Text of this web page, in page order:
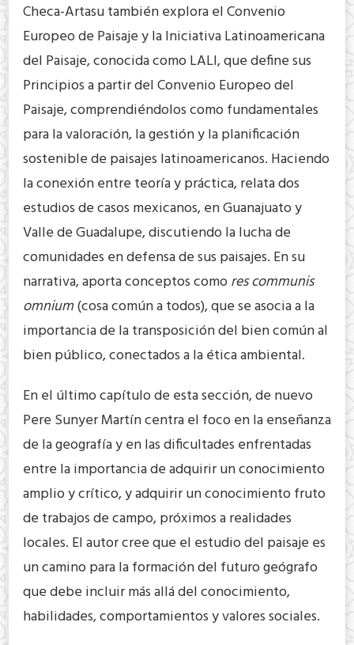
Checa-Artasu también explora el Convenio
Europeo de Paisaje y la Iniciativa Latinoamericana
del Paisaje, conocida como LALI, que define sus
Principios a partir del Convenio Europeo del
Paisaje, comprendiéndolos como fundamentales
para la valoración, la gestión y la planificación
sostenible de paisajes latinoamericanos. Haciendo
la conexión entre teoría y práctica, relata dos
estudios de casos mexicanos, en Guanajuato y
Valle de Guadalupe, discutiendo la lucha de
comunidades en defensa de sus paisajes. En su
narrativa, aporta conceptos comores communis
omnium(cosa común a todos), que se asocia a la
importancia de la transposición del bien común al
bien público, conectados a la ética ambiental.
En el último capítulo de esta sección, de nuevo
Pere Sunyer Martín centra el foco en la enseñanza
de la geografía y en las dificultades enfrentadas
entre la importancia de adquirir un conocimiento
amplio y crítico, y adquirir un conocimiento fruto
de trabajos de campo, próximos a realidades
locales. El autor cree que el estudio del paisaje es
un camino para la formación del futuro geógrafo
que debe incluir más allá del conocimiento,
habilidades, comportamientos y valores sociales.